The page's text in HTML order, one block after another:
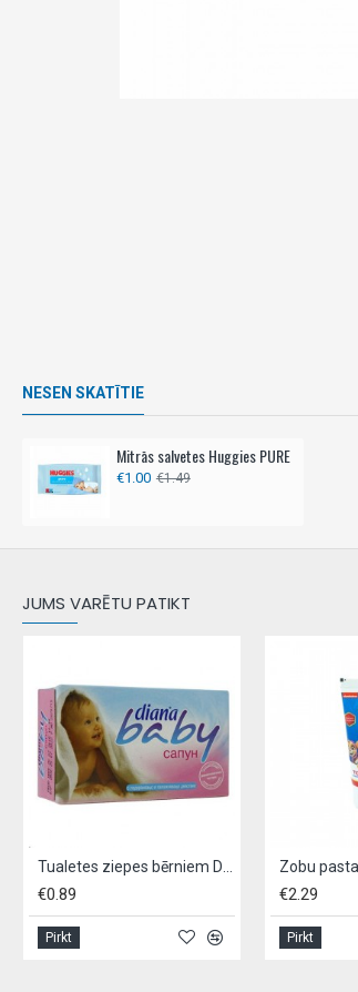
NESEN SKATĪTIE
Mitrās salvetes Huggies PURE
€1.00 €1.49
JUMS VARĒTU PATIKT
Tualetes ziepes bērniem DIANA 75 g
€0.89
Pirkt
€2.29
Pirkt